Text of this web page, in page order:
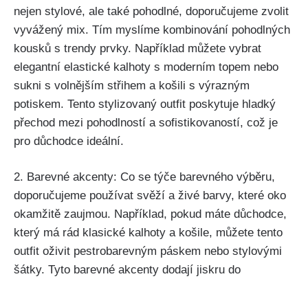
nejen stylové, ale také pohodlné, doporučujeme​ zvolit
vyvážený⁣ mix.‍ Tím myslíme kombinování pohodlných
kousků s trendy ⁣prvky. Například můžete vybrat
elegantní elastické kalhoty s ‍moderním⁤ topem ‌nebo
sukni s volnějším střihem ​a košili⁢ s výrazným
potiskem. Tento stylizovaný ‍outfit ⁢poskytuje hladký
přechod mezi⁢ pohodlností ‌a sofistikovaností, ⁤což je
⁤pro důchodce ⁢ideální.
2. Barevné akcenty: Co​ se týče barevného výběru,
doporučujeme‌ používat svěží‍ a ‌živé​ barvy, které oko
⁢okamžitě⁤ zaujmou. Například, pokud máte‍ důchodce,
který má rád klasické kalhoty a košile, můžete tento
outfit oživit⁢ pestrobarevným páskem ⁣nebo stylovými
šátky.‌ Tyto barevné akcenty dodají ‍jiskru do⁤